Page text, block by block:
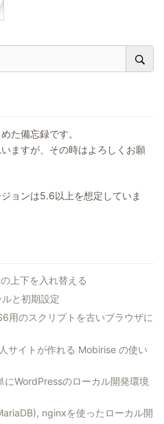
た備忘録です。
ますが、その時はよろしくお願
ョンは5.6以上を想定していま
上下を入れ替える
と初期設定
用のスクリプトを古いブラウザに
サイトが作れる Mobirise の使い
WordPressのローカル開発環境
nginxを使ったローカル開